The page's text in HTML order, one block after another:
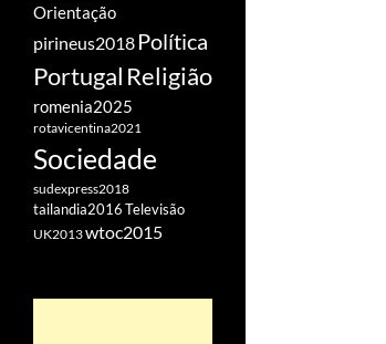
Orientação
pirineus2018 Política
Portugal Religião
romenia2025
rotavicentina2021
Sociedade
sudexpress2018
tailandia2016Televisão
UK2013wtoc2015